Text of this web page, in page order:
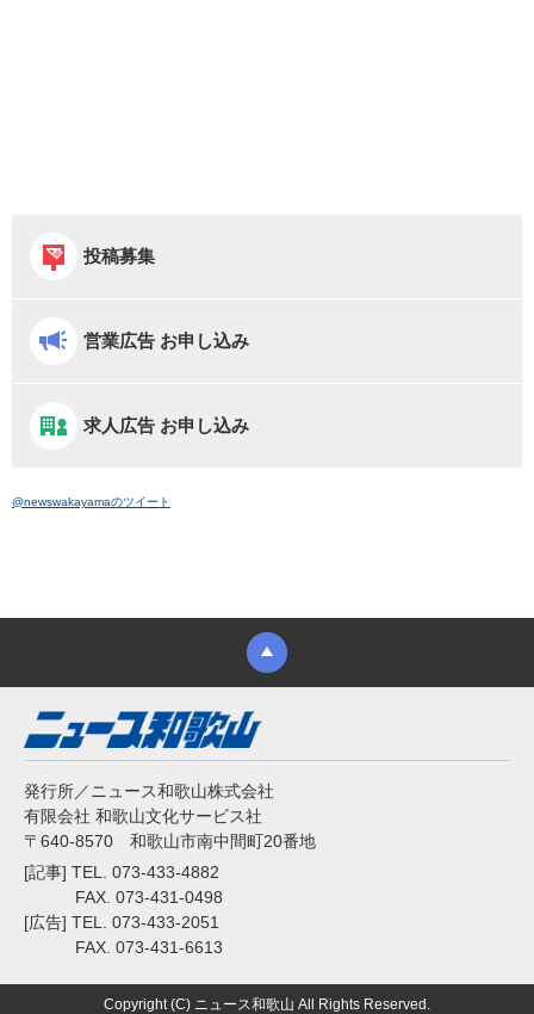
投稿募集
営業広告 お申し込み
求人広告 お申し込み
@newswakayamaのツイート
発行所／ニュース和歌山株式会社
有限会社 和歌山文化サービス社
〒640-8570 和歌山市南中間町20番地
[記事] TEL. 073-433-4882
FAX. 073-431-0498
[広告] TEL. 073-433-2051
FAX. 073-431-6613
Copyright (C) ニュース和歌山 All Rights Reserved.